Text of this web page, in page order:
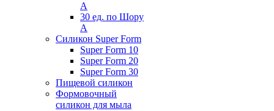
А
30 ед. по Шору
А
Силикон Super Form
Super Form 10
Super Form 20
Super Form 30
Пищевой силикон
Формовочный
силикон для мыла